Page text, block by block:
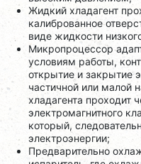
Жидкий хладагент
калиброванное
виде жидкости
Микропроцессор
условиям работы,
открытие и закрытие
частичной или малой
хладагента проходит
электромагнитного
который,
электроэнергии;
Предварительно